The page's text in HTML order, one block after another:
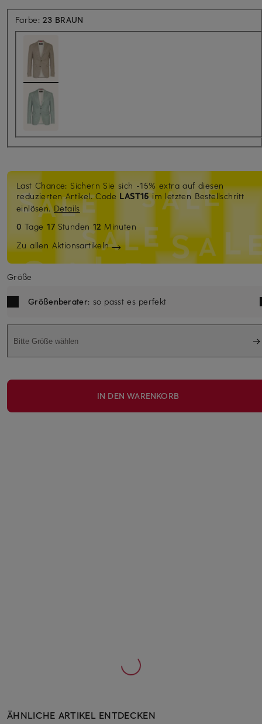
Farbe:23 BRAUN
Last Chance: Sichern Sie sich -15% extra auf diesen
reduzierten Artikel. Code LAST15im letzten Bestellschritt
einlösen.Details
0 Tage17 Stunden 12 Minuten
Zu allen Aktionsartikeln
Größe
Größenberater: so passt es perfekt
Bitte Größe wählen
IN DEN WARENKORB
ÄHNLICHE ARTIKEL ENTDECKEN